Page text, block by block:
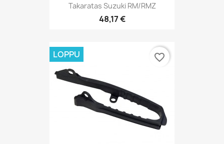
Takaratas Suzuki RM/RMZ
48,17 €
LOPPU favorite_border